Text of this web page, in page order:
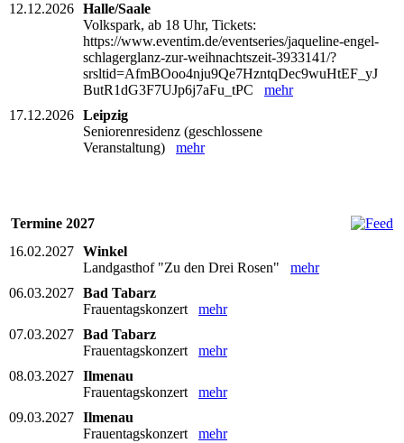
12.12.2026 Halle/Saale
Volkspark, ab 18 Uhr, Tickets:
https://www.eventim.de/eventseries/jaqueline-engel-
schlagerglanz-zur-weihnachtszeit-3933141/?
srsltid=AfmBOoo4nju9Qe7HzntqDec9wuHtEF_yJ
ButR1dG3F7UJp6j7aFu_tPC mehr
17.12.2026 Leipzig
Seniorenresidenz (geschlossene
Veranstaltung) mehr
Termine 2027
16.02.2027 Winkel
Landgasthof "Zu den Drei Rosen" mehr
06.03.2027 Bad Tabarz
Frauentagskonzert mehr
07.03.2027 Bad Tabarz
Frauentagskonzert mehr
08.03.2027 Ilmenau
Frauentagskonzert mehr
09.03.2027 Ilmenau
Frauentagskonzert mehr